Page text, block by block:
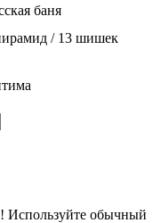
баня
/ 13 шишек
Используйте обычный